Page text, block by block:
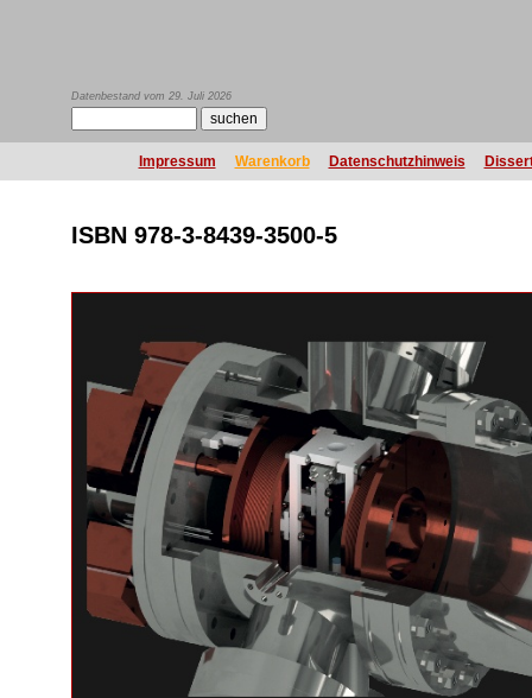
Datenbestand vom 29. Juli 2026
Impressum Warenkorb Datenschutzhinweis
ISBN 978-3-8439-3500-5